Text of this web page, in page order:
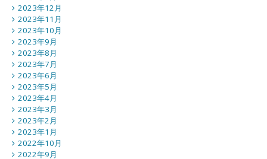
2023年12月
2023年11月
2023年10月
2023年9月
2023年8月
2023年7月
2023年6月
2023年5月
2023年4月
2023年3月
2023年2月
2023年1月
2022年10月
2022年9月